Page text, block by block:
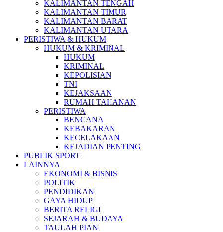
KALIMANTAN TENGAH
KALIMANTAN TIMUR
KALIMANTAN BARAT
KALIMANTAN UTARA
PERISTIWA & HUKUM
HUKUM & KRIMINAL
HUKUM
KRIMINAL
KEPOLISIAN
TNI
KEJAKSAAN
RUMAH TAHANAN
PERISTIWA
BENCANA
KEBAKARAN
KECELAKAAN
KEJADIAN PENTING
PUBLIK SPORT
LAINNYA
EKONOMI & BISNIS
POLITIK
PENDIDIKAN
GAYA HIDUP
BERITA RELIGI
SEJARAH & BUDAYA
TAULAH PIAN